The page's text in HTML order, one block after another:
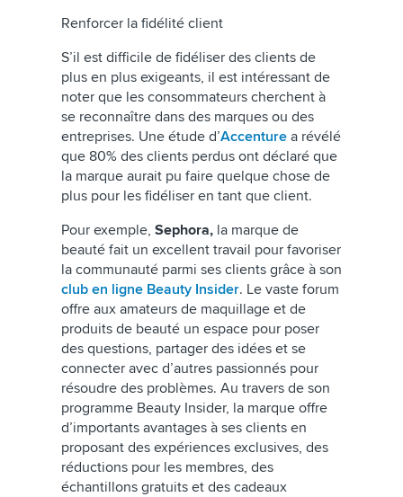
Renforcer la fidélité client
S’il est difficile de fidéliser des clients de
plus en plus exigeants, il est intéressant de
noter que les consommateurs cherchent à
se reconnaître dans des marques ou des
entreprises. Une étude d’Accenture a révélé
que 80% des clients perdus ont déclaré que
la marque aurait pu faire quelque chose de
plus pour les fidéliser en tant que client.
Pour exemple, Sephora, la marque de
beauté fait un excellent travail pour favoriser
la communauté parmi ses clients grâce à son
club en ligne Beauty Insider. Le vaste forum
offre aux amateurs de maquillage et de
produits de beauté un espace pour poser
des questions, partager des idées et se
connecter avec d’autres passionnés pour
résoudre des problèmes. Au travers de son
programme Beauty Insider, la marque offre
d’importants avantages à ses clients en
proposant des expériences exclusives, des
réductions pour les membres, des
échantillons gratuits et des cadeaux